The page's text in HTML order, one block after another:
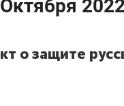
о защите